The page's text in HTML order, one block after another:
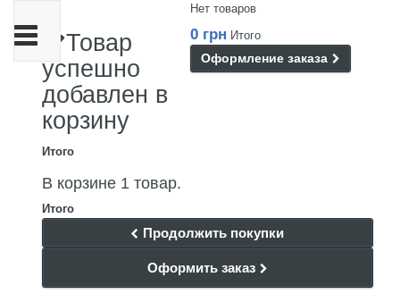
Нет товаров
0 грн Итого
Оформление заказа
Товар
успешно
добавлен в
корзину
Итого
В корзине 1 товар.
Итого
Продолжить покупки
Оформить заказ
Переключить
навигации